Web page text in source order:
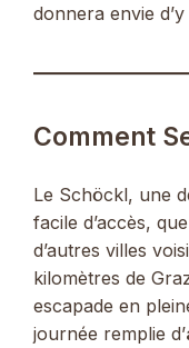
donnera envie
Comment
Le Schöckl, une
facile d’accès,
d’autres villes
kilomètres de
escapade en
journée remplie d’